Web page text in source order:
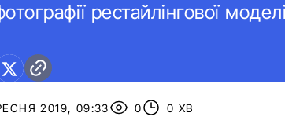
рестайлінгової
2019, 09:33 0 0 ХВ